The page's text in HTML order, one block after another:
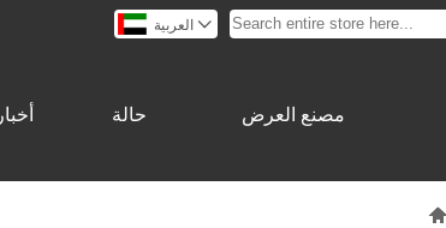
العربية 
أخبار حالة مصنع العرض
